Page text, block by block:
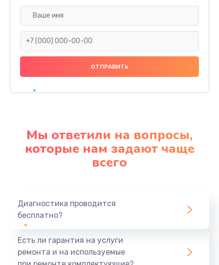
Замена разъема питания
600 руб.
Заказать
Ремонт мультиконтроллера
Замена кнопки включения
Заказать
Мы ответили на вопросы,
которые нам задают чаще
всего
Диагностика проводится
бесплатно?
Есть ли гарантия на услуги
ремонта и на используемые